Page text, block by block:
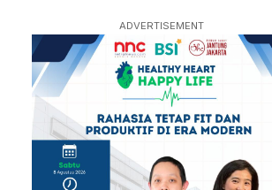
ADVERTISEMENT